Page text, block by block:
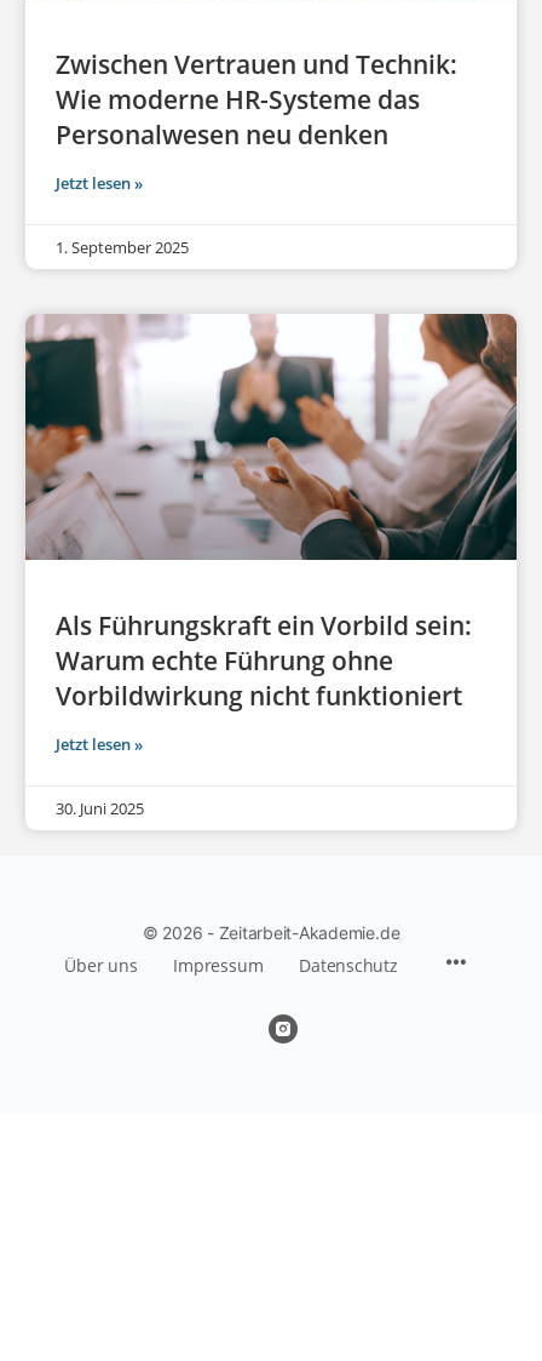
Zwischen Vertrauen und Technik:
Wie moderne HR-Systeme das
Personalwesen neu denken
Jetzt lesen »
1. September 2025
Als Führungskraft ein Vorbild sein:
Warum echte Führung ohne
Vorbildwirkung nicht funktioniert
Jetzt lesen »
30. Juni 2025
© 2026 - Zeitarbeit-Akademie.de
Über uns Impressum Datenschutz